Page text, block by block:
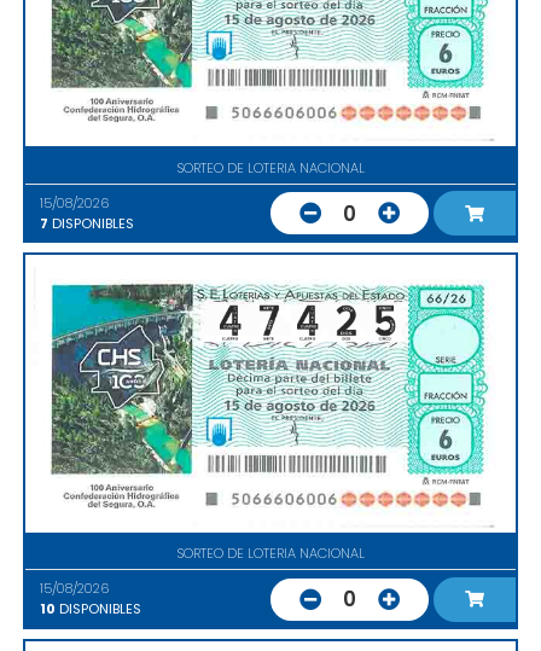
SORTEO DE LOTERIA NACIONAL
15/08/2026
7 DISPONIBLES 0
SORTEO DE LOTERIA NACIONAL
15/08/2026
10 DISPONIBLES 0